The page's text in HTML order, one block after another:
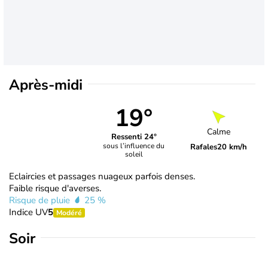
Après-midi
19°
Ressenti 24°
sous l’influence du
soleil
Calme
Rafales20 km/h
Eclaircies et passages nuageux parfois denses.
Faible risque d'averses.
Risque de pluie
25 %
Indice UV5 Modéré
Soir